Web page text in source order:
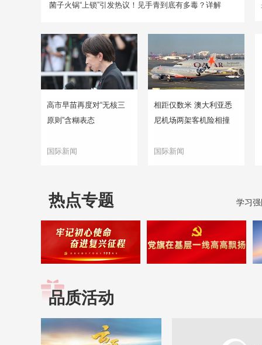
菌子火锅“上锁”引发热议！见手青到底有多毒？详解
高市早苗再度对“无核三
原则”含糊表态
国际新闻
相距仅数米 澳大利亚悉
尼机场两架客机险相撞
国际新闻
热点专题 学习
品质活动